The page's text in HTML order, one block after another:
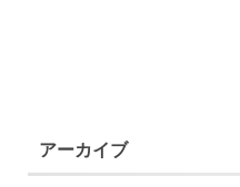
アーカイブ